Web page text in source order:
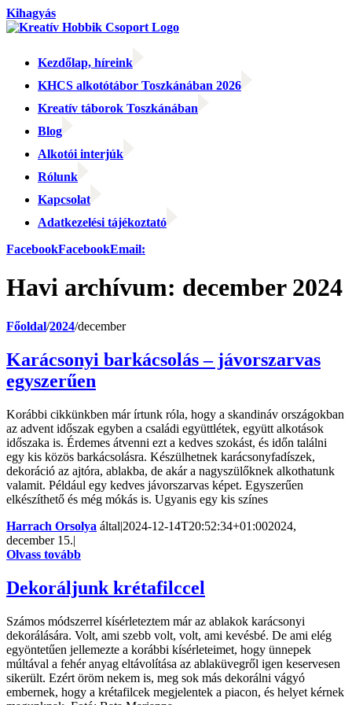
Kihagyás
Kezdőlap, híreink
KHCS alkotótábor Toszkánában 2026
Kreatív táborok Toszkánában
Blog
Alkotói interjúk
Rólunk
Kapcsolat
Adatkezelési tájékoztató
FacebookFacebookEmail:
Havi archívum: december 2024
Főoldal/2024/december
Karácsonyi barkácsolás – jávorszarvas
egyszerűen
Korábbi cikkünkben már írtunk róla, hogy a skandináv országokban
az advent időszak egyben a családi együttlétek, együtt alkotások
időszaka is. Érdemes átvenni ezt a kedves szokást, és időn találni
egy kis közös barkácsolásra. Készülhetnek karácsonyfadíszek,
dekoráció az ajtóra, ablakba, de akár a nagyszülőknek alkothatunk
valamit. Például egy kedves jávorszarvas képet. Egyszerűen
elkészíthető és még mókás is. Ugyanis egy kis színes
Harrach Orsolya által|2024-12-14T20:52:34+01:002024,
december 15.|
Olvass tovább
Dekoráljunk krétafilccel
Számos módszerrel kísérleteztem már az ablakok karácsonyi
dekorálására. Volt, ami szebb volt, volt, ami kevésbé. De ami elég
egyöntetűen jellemezte a korábbi kísérleteimet, hogy ünnepek
múltával a fehér anyag eltávolítása az ablaküvegről igen keservesen
sikerült. Ezért öröm nekem is, meg sok más dekorálni vágyó
embernek, hogy a krétafilcek megjelentek a piacon, és helyet kérnek